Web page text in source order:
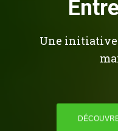
Une initiative